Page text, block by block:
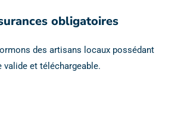
obligatoires
des artisans locaux possédant
valide et téléchargeable.